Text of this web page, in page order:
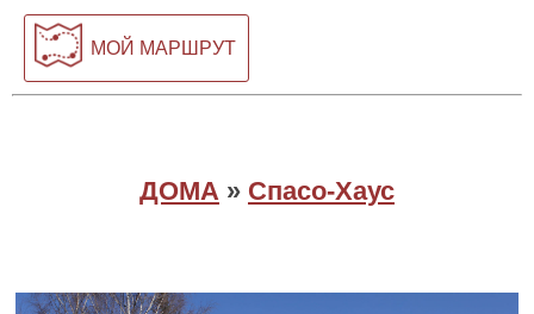
МОЙ МАРШРУТ
ДОМА » Спасо-Хаус